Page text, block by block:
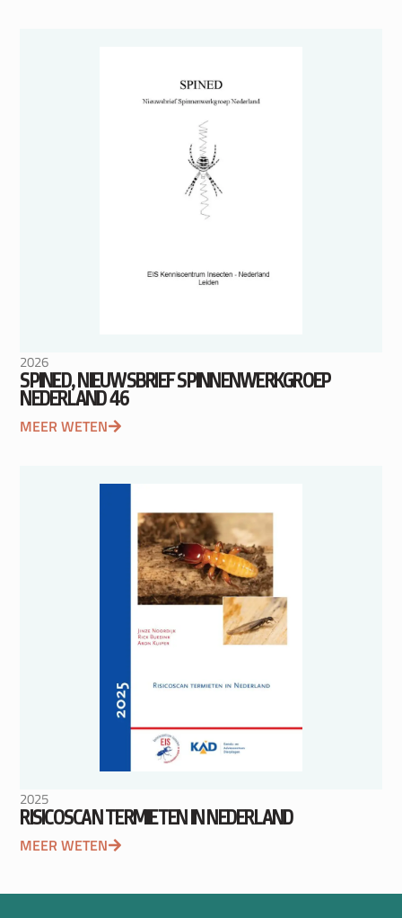
2026
SPINED, NIEUWSBRIEF SPINNENWERKGROEP
NEDERLAND 46
MEER WETEN
2025
RISICOSCAN TERMIETEN IN NEDERLAND
MEER WETEN